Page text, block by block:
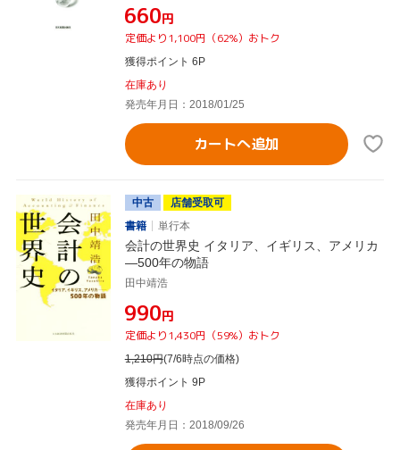
¥660円
定価より1,100円（62%）おトク
獲得ポイント 6P
在庫あり
発売年月日：2018/01/25
カートへ追加
中古
店舗受取可
書籍
単行本
会計の世界史 イタリア、イギリス、アメリカ
―500年の物語
田中靖浩
¥990円
定価より1,430円（59%）おトク
1,210円(7/6時点の価格)
獲得ポイント 9P
在庫あり
発売年月日：2018/09/26